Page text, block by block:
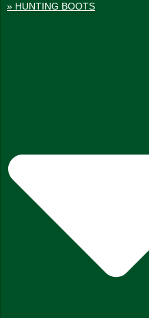
» HUNTING BOOTS